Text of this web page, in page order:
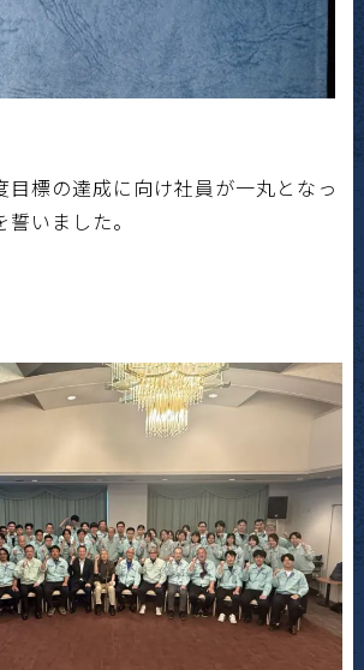
目標の達成に向け社員が一丸となっ
いました。